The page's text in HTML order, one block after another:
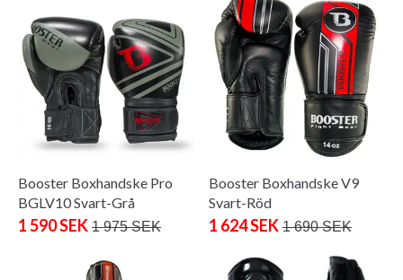
Booster Boxhandske Pro
BGLV10 Svart-Grå
1 590 SEK 1 975 SEK
Booster Boxhandske V9
Svart-Röd
1 624 SEK 1 690 SEK